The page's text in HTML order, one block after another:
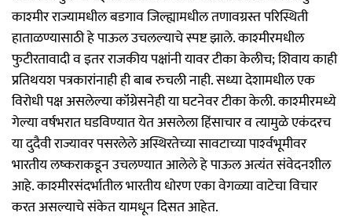
काश्‍मीर राज्यामधील बडगाव जिल्ह्यामधील तणावग्रस्त परिस्थिती
हाताळण्यासाठी हे पाऊल उचलल्याचे स्पष्ट झाले. काश्‍मीरमधील
फुटीरतावादी व इतर राजकीय पक्षांनी यावर टीका केलीच; शिवाय काही
प्रतिथयश पत्रकारांनाही ही बाब रुचली नाही. सध्या देशामधील एक
विरोधी पक्ष असलेल्या कॉंग्रेसनेही या घटनेवर टीका केली. काश्‍मीरमध्ये
गेल्या वर्षभरात घडविण्यात येत असलेला हिंसाचार व त्यामुळे एकंदरच
या दुदैवी राज्यावर पसरलेले अस्थिरतेच्या सावटाच्या पार्श्‍वभूमीवर
भारतीय लष्कराकडून उचलण्यात आलेले हे पाऊल अत्यंत संवेदनशील
आहे. काश्‍मीरसंदर्भातील भारतीय धोरण एका वेगळ्या वाटेचा विचार
करत असल्याचे संकेत यामधून दिसत आहेत.